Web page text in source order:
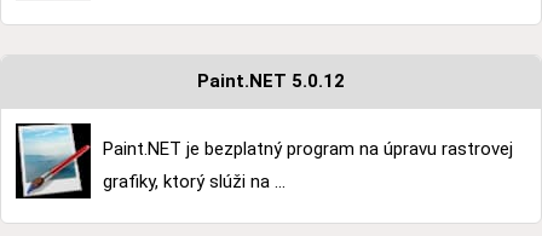
Paint.NET 5.0.12
Paint.NET je bezplatný program na úpravu rastrovej
grafiky, ktorý slúži na ...